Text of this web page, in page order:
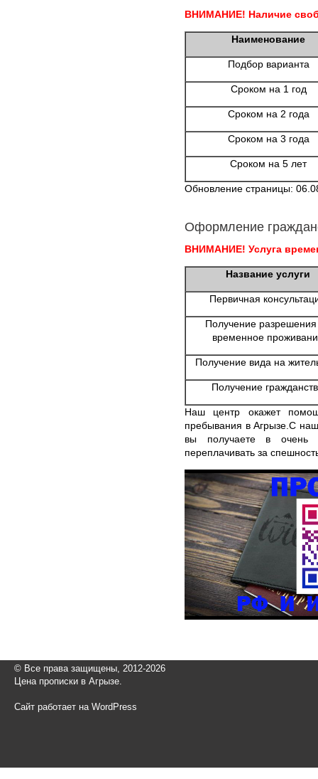
ВНИМАНИЕ! Наличие
Наименование
Подбор варианта
Сроком на 1 год
Сроком на 2 года
Сроком на 3 года
Сроком на 5 лет
Обновление страницы:
Оформление
ВНИМАНИЕ! Услуга
Название услуги
Первичная
Получение
временное
Получение вида на
Получение
Наш центр окажет
пребывания в Агрызе.С
вы получаете в
переплачивать за
© Все права защищены, 2012-2026
Цена прописки в Агрызе.
Сайт работает на WordPress